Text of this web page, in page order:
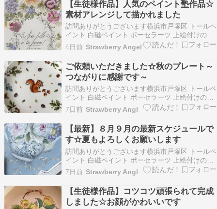
【生徒様作品】人気のペイント塾作品☆
素材アレンジして描かれました
訪問ありがとうございます横浜市戸塚区 トールペ
イント 白磁ペイント ポーセラーツ 上絵付けのお
教室を開催しておりますStrawberry Angel 松本
千香です 一人一人の生徒様に寄り添いながら想い
のこもった作品作りのおてつだいを心がけてレッ
スンしております 平日（火曜日水…
4日前 Strawberry Angel
ご依頼いただきました☆秋のプレート～
つながりに感謝です～
訪問ありがとうございます横浜市戸塚区 トールペ
イント 白磁ペイント ポーセラーツ 上絵付けのお
教室を開催しておりますStrawberry Angel 松本
千香です 一人一人の生徒様に寄り添いながら想い
のこもった作品作りのおてつだいを心がけてレッ
スンしております 平日（火曜日水…
7日前 Strawberry Angl
【最新】８月９月の最新スケジュールで
す☆夏もよろしくお願いします
訪問ありがとうございます横浜市戸塚区 トールペ
イント 白磁ペイント ポーセラーツ 上絵付けのお
教室を開催しておりますStrawberry Angel 松本
千香です 一人一人の生徒様に寄り添いながら想い
のこもった作品作りのおてつだいを心がけてレッ
スンしております 平日（火曜日水…
7日前 Strawberry Angl
【生徒様作品】コツコツ頑張られて完成
しました☆お顔がかわいいです